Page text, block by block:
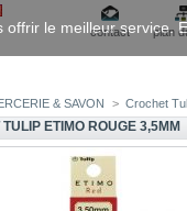
contact plan
& SAVON > Crochet
ETIMO ROUGE 3,5MM
le meilleur